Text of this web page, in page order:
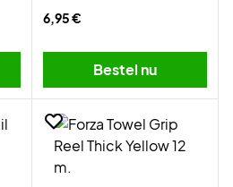
6,95 €
Bestel nu